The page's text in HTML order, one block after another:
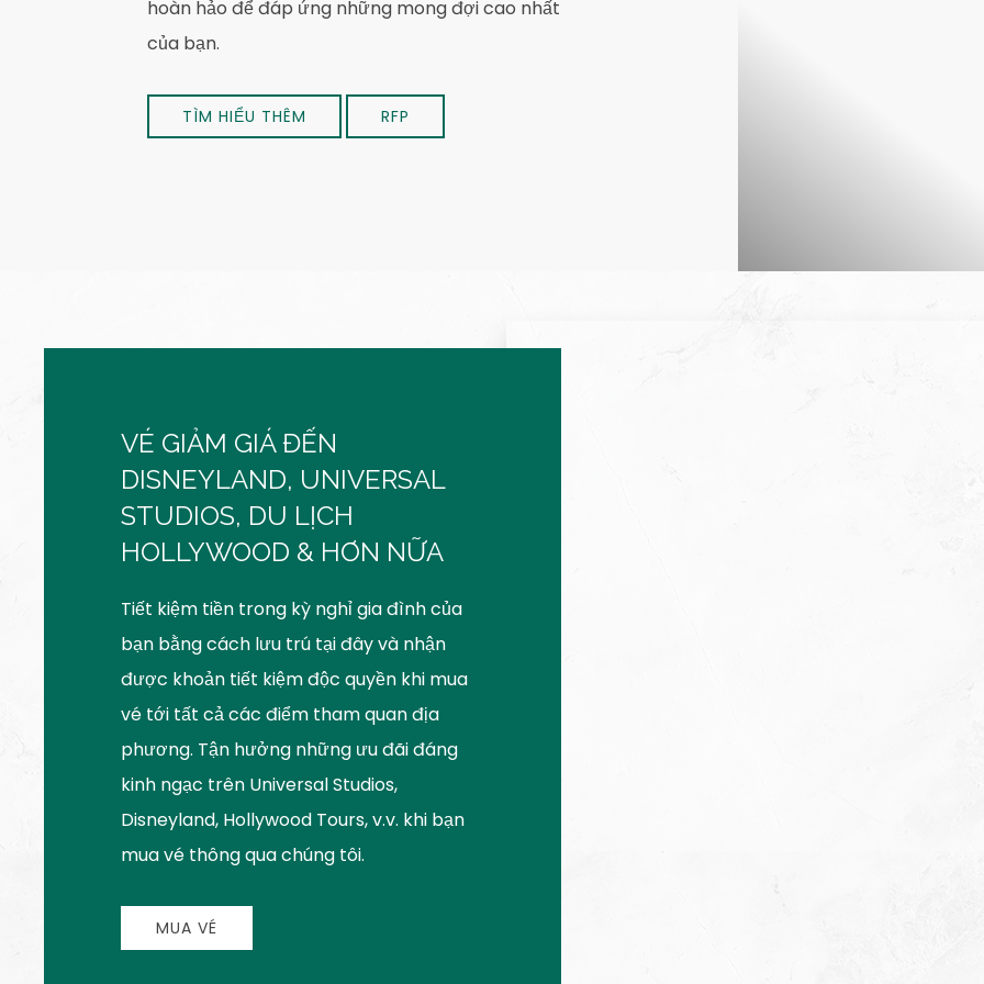
hoàn hảo để đáp ứng những mong đợi cao nhất
của bạn.
TÌM HIỂU THÊM RFP
VÉ GIẢM GIÁ ĐẾN
DISNEYLAND, UNIVERSAL
STUDIOS, DU LỊCH
HOLLYWOOD & HƠN NỮA
Tiết kiệm tiền trong kỳ nghỉ gia đình của
bạn bằng cách lưu trú tại đây và nhận
được khoản tiết kiệm độc quyền khi mua
vé tới tất cả các điểm tham quan địa
phương. Tận hưởng những ưu đãi đáng
kinh ngạc trên Universal Studios,
Disneyland, Hollywood Tours, v.v. khi bạn
mua vé thông qua chúng tôi.
MUA VÉ